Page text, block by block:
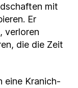
mit
Er
verloren
die die Zeit
eine Kranich-